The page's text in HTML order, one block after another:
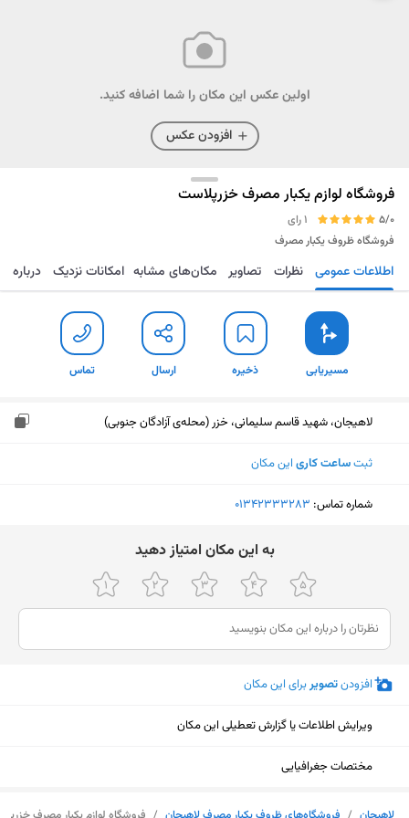
اولین عکس این مکان را شما اضافه کنید.
افزودن عکس
فروشگاه لوازم یکبار مصرف خزرپلاست
5/0
1 رای
فروشگاه ظروف یکبار مصرف
مسیریابی ذخیره ارسال تماس اطلاعات عمومی نظرات تصاویر مکان‌های مشابه امکانات نزدیک درباره
مسیریابی ذخیره ارسال تماس
لاهیجان، شهید قاسم سلیمانی، خزر (محله‌ی آزادگان جنوبی)
ثبتساعت کاری این مکان
شماره تماس: ‎01342333283
ﺑﻪ اﯾﻦ ﻣﮑﺎن اﻣﺘﯿﺎز دﻫﯿﺪ
افزودنتصویربرای این مکان
ویرایش اطلاعات یا گزارش تعطیلی این مکان
مختصات جغرافیایی